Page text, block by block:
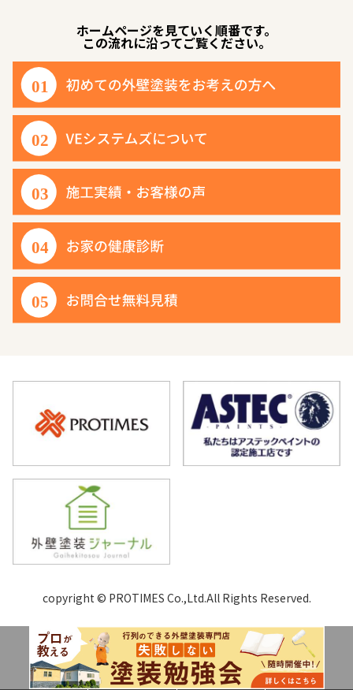
ホームページを見ていく順番です。
この流れに沿ってご覧ください。
copyright © PROTIMES Co.,Ltd.All Rights Reserved.